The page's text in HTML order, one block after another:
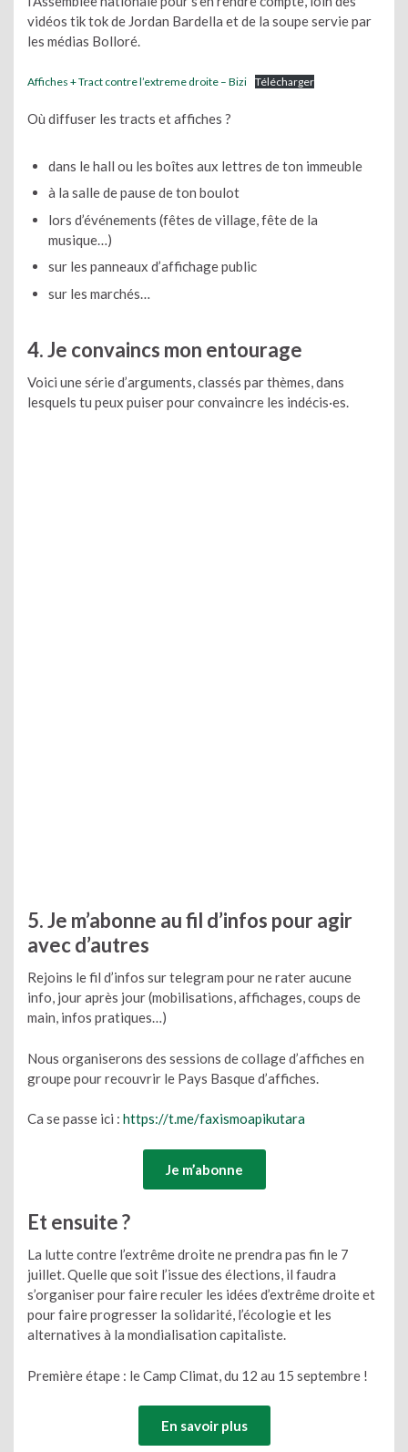
vidéos tik tok de Jordan Bardella et de la soupe servie par
les médias Bolloré.
Affiches + Tract contre l’extreme droite – Bizi Télécharger
Où diffuser les tracts et affiches ?
dans le hall ou les boîtes aux lettres de ton immeuble
à la salle de pause de ton boulot
lors d’événements (fêtes de village, fête de la
musique…)
sur les panneaux d’affichage public
sur les marchés…
4. Je convaincs mon entourage
Voici une série d’arguments, classés par thèmes, dans
lesquels tu peux puiser pour convaincre les indécis·es.
5. Je m’abonne au fil d’infos pour agir
avec d’autres
Rejoins le fil d’infos sur telegram pour ne rater aucune
info, jour après jour (mobilisations, affichages, coups de
main, infos pratiques…)
Nous organiserons des sessions de collage d’affiches en
groupe pour recouvrir le Pays Basque d’affiches.
Ca se passe ici : https://t.me/faxismoapikutara
Je m’abonne
Et ensuite ?
La lutte contre l’extrême droite ne prendra pas fin le 7
juillet. Quelle que soit l’issue des élections, il faudra
s’organiser pour faire reculer les idées d’extrême droite et
pour faire progresser la solidarité, l’écologie et les
alternatives à la mondialisation capitaliste.
Première étape : le Camp Climat, du 12 au 15 septembre !
En savoir plus